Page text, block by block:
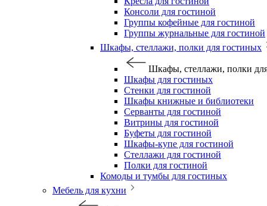
Консоли для гостиной
Группы кофейные для гостиной
Группы журнальные для гостиной
Шкафы, стеллажи, полки для гостиных
Шкафы, стеллажи, полки
Шкафы для гостиных
Стенки для гостиной
Шкафы книжные и библиотеки
Серванты для гостиной
Витрины для гостиной
Буфеты для гостиной
Шкафы-купе для гостиной
Стеллажи для гостиной
Полки для гостиной
Комоды и тумбы для гостиных
Мебель для кухни